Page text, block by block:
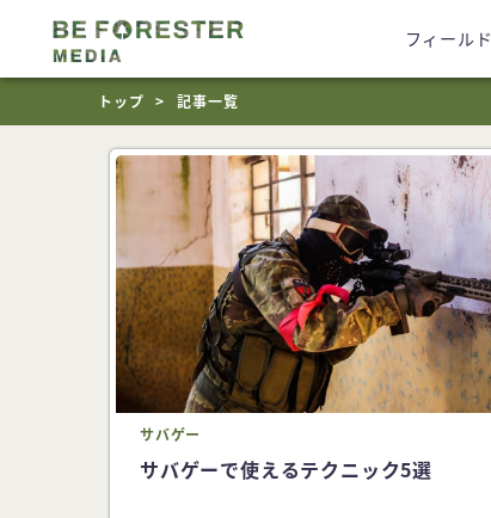
フィールド
トップ 記事一覧
サバゲー
サバゲーで使えるテクニック5選